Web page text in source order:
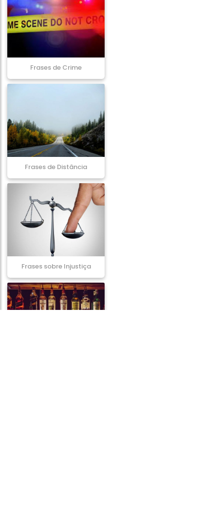
Frases de Crime
Frases de Distância
Frases sobre Injustiça